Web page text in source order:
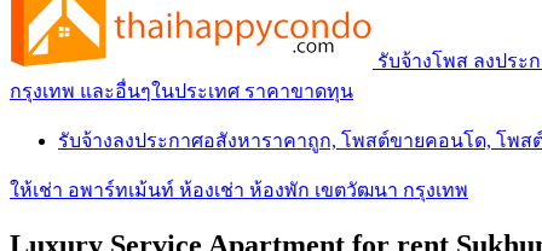
รับจ้างโพส ลงปร
กรุงเทพ และอื่นๆในประเทศ ราคาขาดทุน
รับจ้างลงประกาศอสังหาราคาถูก, โพสต์ขายคอนโด, โพ
ให้เช่า อพาร์ทเม้นท์ ห้องเช่า ห้องพัก เขตวัฒนา กรุงเทพ
Luxury Service Apartment for rent